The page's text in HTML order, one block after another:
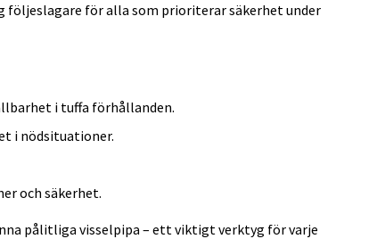
för alla som prioriterar säkerhet under
i tuffa förhållanden.
i nödsituationer.
och säkerhet.
pålitliga visselpipa – ett viktigt verktyg för varje